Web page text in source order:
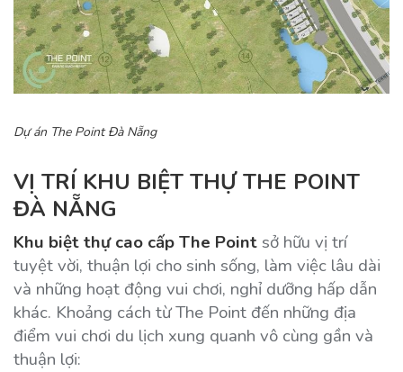
Dự án The Point Đà Nẵng
VỊ TRÍ KHU BIỆT THỰ THE POINT
ĐÀ NẴNG
Khu biệt thự cao cấp The Pointsở hữu vị trí
tuyệt vời, thuận lợi cho sinh sống, làm việc lâu dài
và những hoạt động vui chơi, nghỉ dưỡng hấp dẫn
khác. Khoảng cách từ The Point đến những địa
điểm vui chơi du lịch xung quanh vô cùng gần và
thuận lợi: